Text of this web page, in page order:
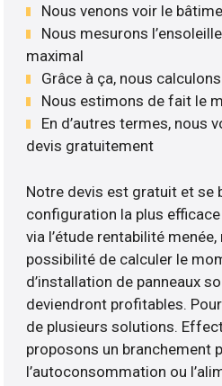
Nous venons voir le
Nous mesurons
maximal
Grâce à ça, nous
Nous estimons de fait le
En d’autres termes, nous
devis gratuitement
Notre devis est gratuit et se
configuration la plus efficace
via l’étude rentabilité
possibilité de calculer le
d’installation de panneaux
deviendront profitables.
de plusieurs solutions.
proposons un branchement
l’autoconsommation ou